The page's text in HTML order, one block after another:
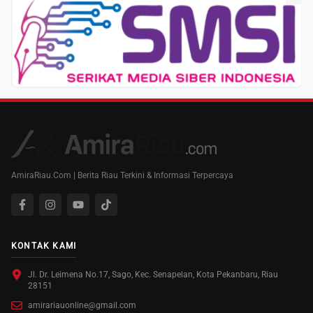
AmiraRiau.Com | Berita Riau Terkini & Informasi Terpercaya
KONTAK KAMI
Jl. Dr. Leimena No.17, Sago, Kec. Senapelan, Kota Pekanbaru, Riau
28151
amirariauonline@gmail.com